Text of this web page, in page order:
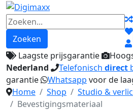
Zoeken
Laagste prijsgarantie
Nederland
Telefonisch direct
garantie
Whatsapp voor de
Home
Shop Studio &
Bevestigingsmateriaal